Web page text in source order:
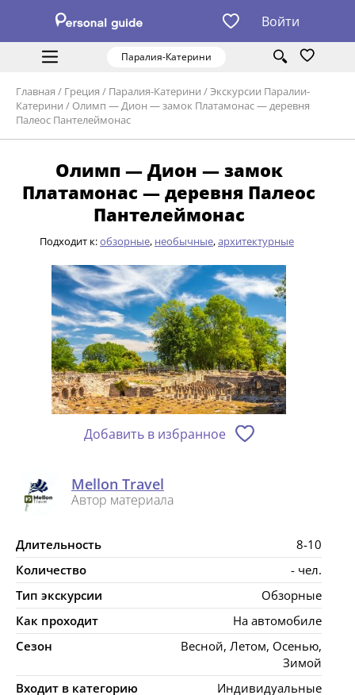
Войти
Паралия-Катерини
Главная / Греция / Паралия-Катерини /Экскурсии Паралии-
Катерини / Олимп — Дион — замок Платамонас — деревня
Палеос Пантелеймонас
Олимп — Дион — замок
Платамонас — деревня Палеос
Пантелеймонас
Подходит к:обзорные, необычные,архитектурные
Добавить в избранное
Mellon Travel
Автор материала
Длительность
8-10
Количество
- чел.
Тип экскурсии
Обзорные
Как проходит
На автомобиле
Сезон
Весной, Летом, Осенью,
Зимой
Входит в категорию
Индивидуальные